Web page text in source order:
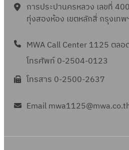
การประปานครหลวง เลขที่
ทุ่งสองห้อง เขตหลักสี่ กรุงเท
MWA Call Center 1125 ตลอ
โทรศัพท์ 0-2504-0123
โทรสาร 0-2500-2637
Email